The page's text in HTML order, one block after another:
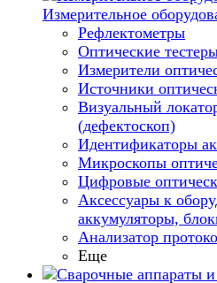
Измерительное
Рефлектометры
Оптические
Измерители
Источники
Визуальный
(дефектоскоп)
Идентификаторы
Микроскопы
Цифровые
Аксессуары к
аккумуляторы,
Анализатор
Еще